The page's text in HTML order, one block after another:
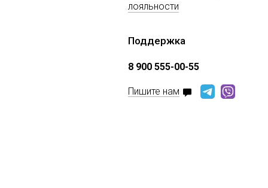
лояльности
Поддержка
8 900 555-00-55
Пишите нам